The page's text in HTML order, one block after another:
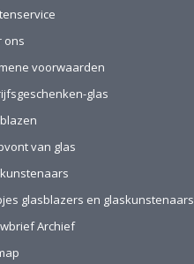
ons
voorwaarden
glas
van glas
glasblazers en glaskunstenaars
Archief